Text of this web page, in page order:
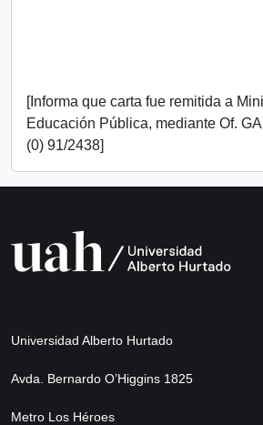
[Informa que carta fue remitida a
Educación Pública, mediante Of.
(0) 91/2438]
Universidad Alberto Hurtado
Avda. Bernardo O’Higgins 1825
Metro Los Héroes